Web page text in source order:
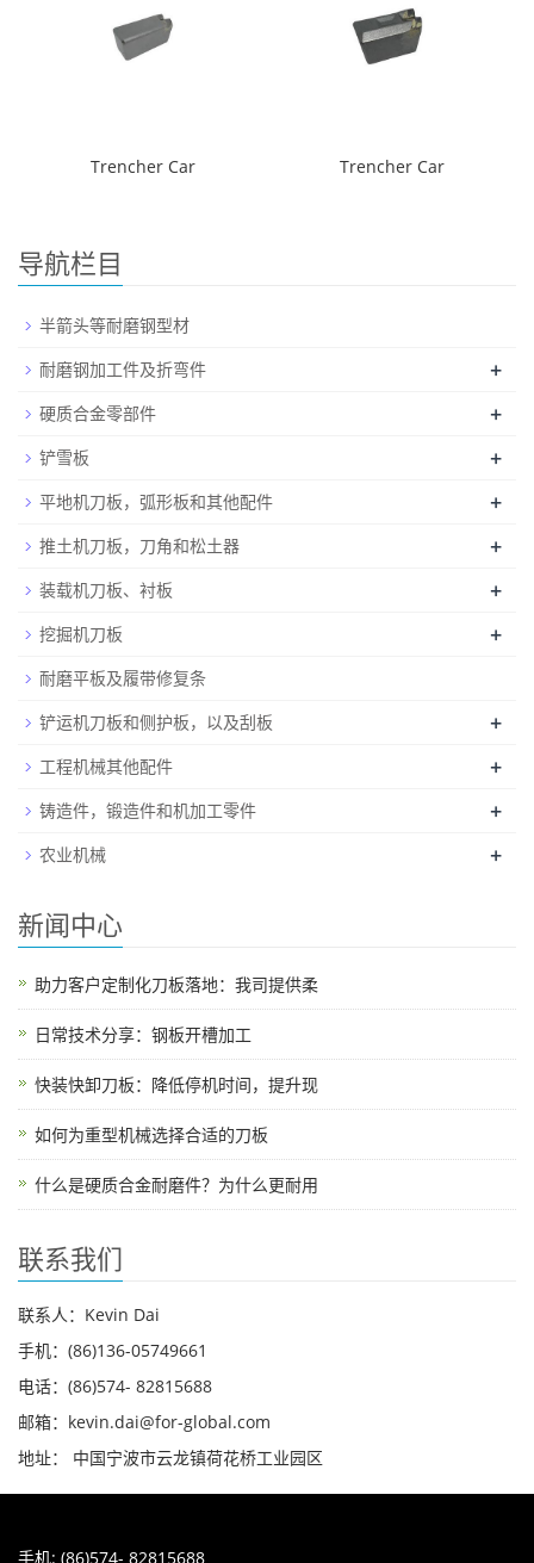
Trencher Car Trencher Car
导航栏目
半箭头等耐磨钢型材
耐磨钢加工件及折弯件
+
硬质合金零部件 +
铲雪板 +
平地机刀板，弧形板和其他配件 +
推土机刀板，刀角和松土器 +
装载机刀板、衬板 +
挖掘机刀板 +
耐磨平板及履带修复条
铲运机刀板和侧护板，以及刮板
+
工程机械其他配件 +
铸造件，锻造件和机加工零件 +
农业机械 +
新闻中心
助力客户定制化刀板落地：我司提供柔
日常技术分享：钢板开槽加工
快装快卸刀板：降低停机时间，提升现
如何为重型机械选择合适的刀板
什么是硬质合金耐磨件？为什么更耐用
联系我们
联系人：Kevin Dai
手机：(86)136-05749661
电话：(86)574- 82815688
邮箱：kevin.dai@for-global.com
地址： 中国宁波市云龙镇荷花桥工业园区
手机: (86)574- 82815688